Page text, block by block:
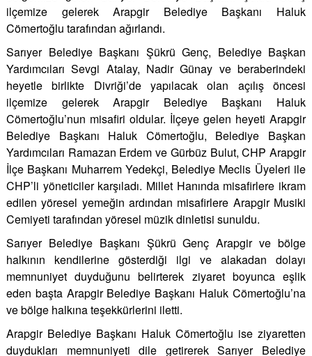
ilçemize gelerek Arapgir Belediye Başkanı Haluk
Cömertoğlu tarafından ağırlandı.
Sarıyer Belediye Başkanı Şükrü Genç, Belediye Başkan
Yardımcıları Sevgi Atalay, Nadir Günay ve beraberindeki
heyetle birlikte Divriği’de yapılacak olan açılış öncesi
ilçemize gelerek Arapgir Belediye Başkanı Haluk
Cömertoğlu’nun misafiri oldular. İlçeye gelen heyeti Arapgir
Belediye Başkanı Haluk Cömertoğlu, Belediye Başkan
Yardımcıları Ramazan Erdem ve Gürbüz Bulut, CHP Arapgir
İlçe Başkanı Muharrem Yedekçi, Belediye Meclis Üyeleri ile
CHP’li yöneticiler karşıladı. Millet Hanında misafirlere ikram
edilen yöresel yemeğin ardından misafirlere Arapgir Musiki
Cemiyeti tarafından yöresel müzik dinletisi sunuldu.
Sarıyer Belediye Başkanı Şükrü Genç Arapgir ve bölge
halkının kendilerine gösterdiği ilgi ve alakadan dolayı
memnuniyet duyduğunu belirterek ziyaret boyunca eşlik
eden başta Arapgir Belediye Başkanı Haluk Cömertoğlu’na
ve bölge halkına teşekkürlerini iletti.
Arapgir Belediye Başkanı Haluk Cömertoğlu ise ziyaretten
duydukları memnuniyeti dile getirerek Sarıyer Belediye